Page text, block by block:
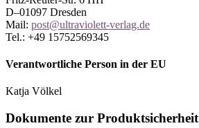
D–01097 Dresden
Mail: post@ultraviolett-verlag.de
Tel.: +49 15752569345
Verantwortliche Person in der EU
Katja Völkel
Dokumente zur Produktsicherheit